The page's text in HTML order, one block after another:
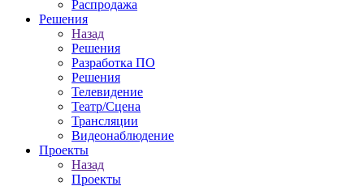
Распродажа
Решения
Назад
Решения
Разработка ПО
Решения
Телевидение
Театр/Сцена
Трансляции
Видеонаблюдение
Проекты
Назад
Проекты